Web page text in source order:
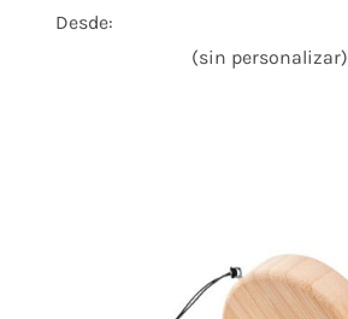
Desde:
(sin personalizar)